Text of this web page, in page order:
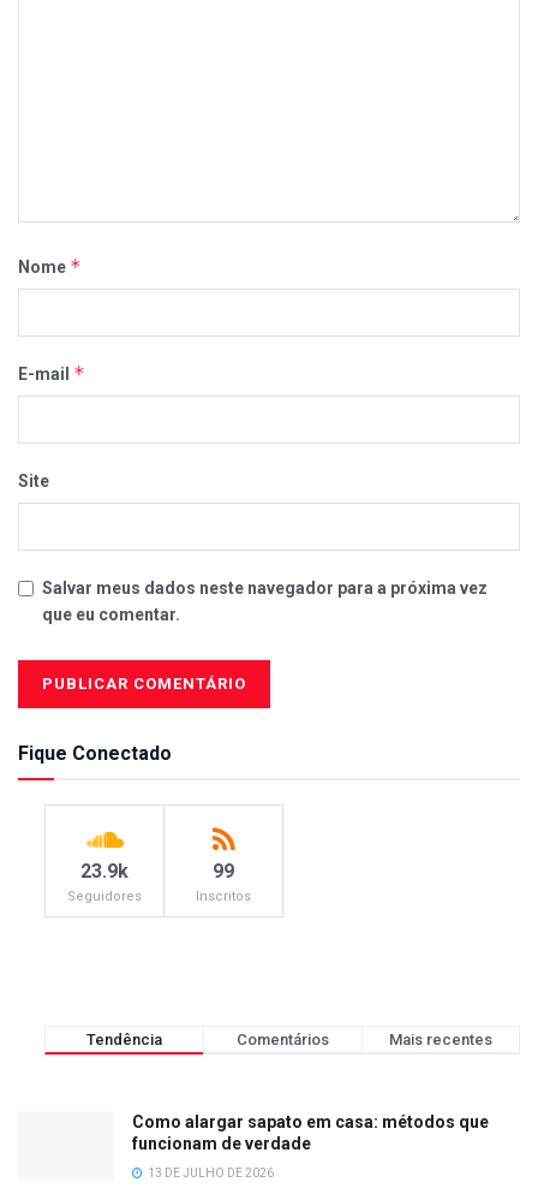
Nome *
E-mail *
Site
Salvar meus dados neste navegador para a próxima vez
que eu comentar.
Fique Conectado
23.9k
Seguidores
99
Inscritos
Tendência Comentários Mais recentes
Como alargar sapato em casa: métodos que
funcionam de verdade
13 DE JULHO DE 2026